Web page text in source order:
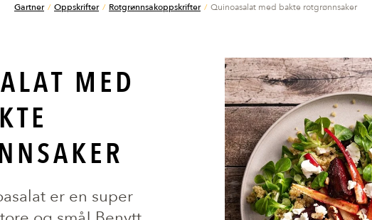
Gartner Oppskrifter Rotgrønnsakoppskrifter Quinoasalat med bakte rotgrønnsaker
MED
er en super